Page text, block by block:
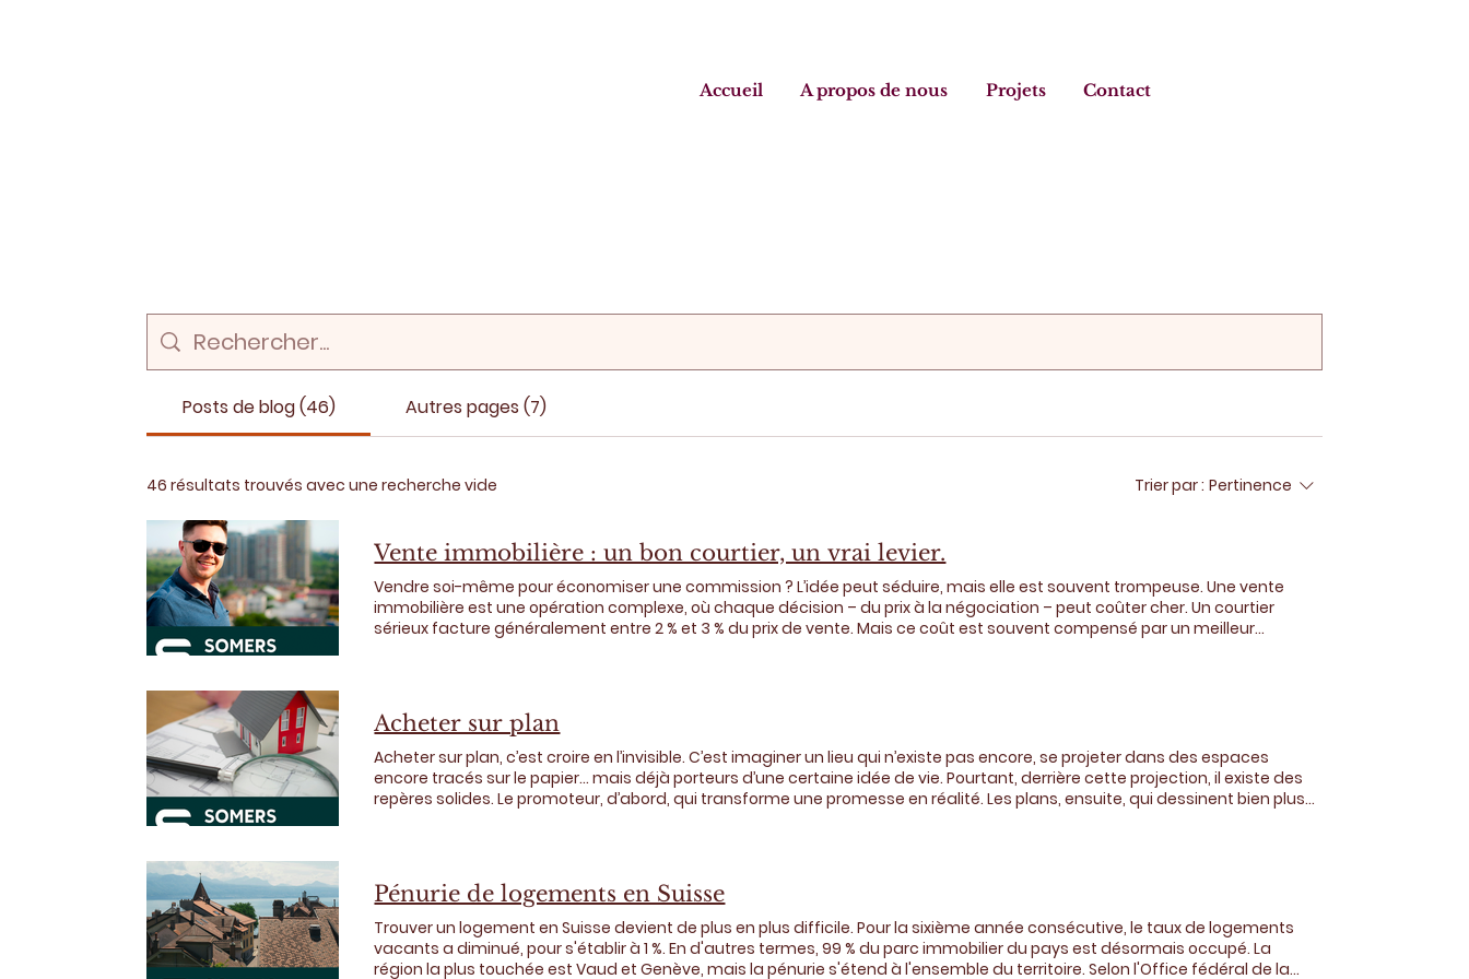
Accueil A propos de nous Projets Contact
Posts de blog (46) Autres pages (7)
46 résultats trouvés avec une recherche vide Trier par : Pertinence
Vente immobilière : un bon courtier, un vrai levier.
Vendre soi-même pour économiser une commission ? L’idée peut séduire, mais elle est souvent trompeuse. Une vente
immobilière est une opération complexe, où chaque décision – du prix à la négociation – peut coûter cher. Un courtier
sérieux facture généralement entre 2 % et 3 % du prix de vente. Mais ce coût est souvent compensé par un meilleur
administratif, souvent sous-estimé, mais crucial pour sécuriser la transaction. Il y a aussi un facteur humain : vendre son
bien implique une charge émotionnelle. Un courtier apporte la distance nécessaire pour rester objectif et efficace, là où un
propriétaire peut vite se laisser déstabiliser. Un conseil clé : ne pas attendre que la vente échoue pour faire appel à un
professionnel. Un bien resté trop longtemps sur le marché perd en attractivité. Au final, un bon courtier ne coûte pas : il
optimise.
Acheter sur plan
Acheter sur plan, c’est croire en l’invisible. C’est imaginer un lieu qui n’existe pas encore, se projeter dans des espaces
encore tracés sur le papier… mais déjà porteurs d’une certaine idée de vie. Pourtant, derrière cette projection, il existe des
repères solides. Le promoteur, d’abord, qui transforme une promesse en réalité. Les plans, ensuite, qui dessinent bien plus
volumes, cadre de vie… jusqu’aux garanties qui sécurisent l’ensemble. Acheter sur plan, ce n’est pas seulement acquérir un
bien. C’est investir dans une vision. Une vision qui repose sur l’essentiel : le promoteur, les plans, la qualité… et
l’emplacement. Anticiper aujourd’hui, c’est construire sereinement demain.
Pénurie de logements en Suisse
Trouver un logement en Suisse devient de plus en plus difficile. Pour la sixième année consécutive, le taux de logements
vacants a diminué, pour s'établir à 1 %. En d'autres termes, 99 % du parc immobilier du pays est désormais occupé. La
région la plus touchée est Vaud et Genève, mais la pénurie s'étend à l'ensemble du territoire. Selon l'Office fédéral de la